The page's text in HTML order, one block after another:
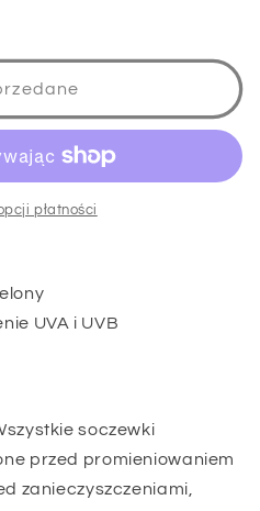
płatności
UVA i UVB
soczewki
przed promieniowaniem
zanieczyszczeniami,